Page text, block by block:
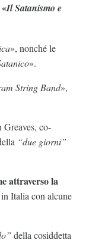
«Il Satanismo e
», nonché le
».
String Band»,
Greaves, co-
“due giorni”
attraverso la
Italia con alcune
della cosiddetta